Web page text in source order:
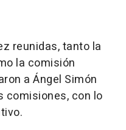
reunidas, tanto la
la comisión
a Ángel Simón
comisiones, con lo